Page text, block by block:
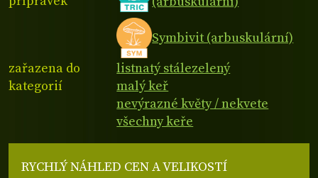
Symbivit (arbuskulární)
zařazena do
kategorií
listnatý stálezelený
malý keř
nevýrazné květy / nekvete
všechny keře
RYCHLÝ NÁHLED CEN A VELIKOSTÍ